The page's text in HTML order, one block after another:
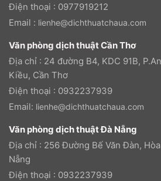
Điện thoại : 0977919212
Email : lienhe@dichthuatchaua.com
Văn phòng dịch thuật Cần Thơ
Địa chỉ : 24 đường B4, KDC 91B,
Kiều, Cần Thơ
Điện thoại : 0932237939
Email: lienhe@dichthuatchaua.com
Văn phòng dịch thuật Đà Nẵng
Địa chỉ : 256 Đường Bế Văn Đàn,
Nẵng
Điện thoại : 0932237939